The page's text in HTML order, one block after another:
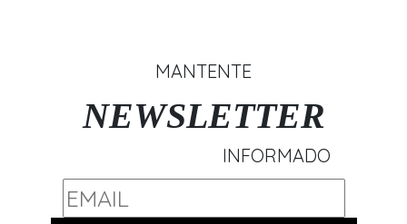
MANTENTE
NEWSLETTER
INFORMADO